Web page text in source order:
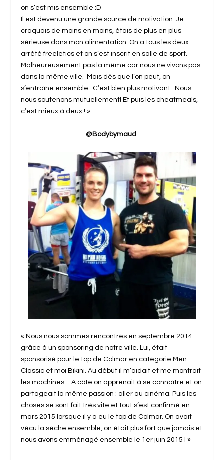
on s’est mis ensemble :D
Il est devenu une grande source de motivation. Je
craquais de moins en moins, étais de plus en plus
sérieuse dans mon alimentation. On a tous les deux
arrêté freeletics et on s’est inscrit en salle de sport.
Malheureusement pas la même car nous ne vivons pas
dans la même ville. Mais dès que l’on peut, on
s’entraîne ensemble. C’est bien plus motivant. Nous
nous soutenons mutuellement! Et puis les cheatmeals,
c’est mieux à deux ! »
@Bodybymaud
« Nous nous sommes rencontrés en septembre 2014
grâce à un sponsoring de notre ville. Lui, était
sponsorisé pour le top de Colmar en catégorie Men
Classic et moi Bikini. Au début il m’aidait et me montrait
les machines… A côté on apprenait à se connaître et on
partageait la même passion : aller au cinéma. Puis les
choses se sont fait très vite et tout s’est confirmé en
mars 2015 lorsque il y a eu le top de Colmar. On avait
vécu la sèche ensemble, on était plus fort que jamais et
nous avons emménagé ensemble le 1er juin 2015 ! »